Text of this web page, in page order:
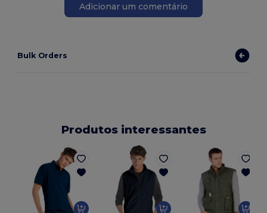
Adicionar um comentário
Bulk Orders
Produtos interessantes